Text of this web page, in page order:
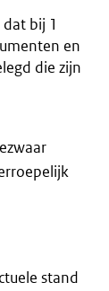
bij 1
en
die zijn
stand